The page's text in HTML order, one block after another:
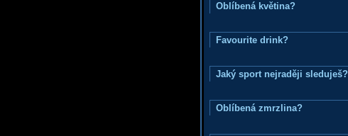
Oblíbená květina?
Favourite drink?
Jaký sport nejraději sleduješ?
Oblíbená zmrzlina?